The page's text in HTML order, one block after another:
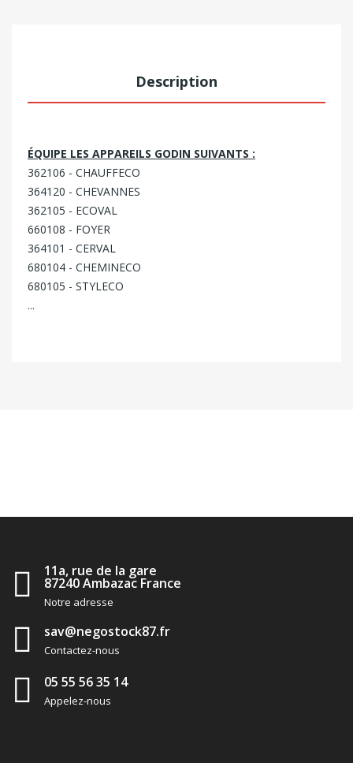
Description
ÉQUIPE LES APPAREILS GODIN SUIVANTS :
362106 - CHAUFFECO
364120 - CHEVANNES
362105 - ECOVAL
660108 - FOYER
364101 - CERVAL
680104 - CHEMINECO
680105 - STYLECO
...
11a, rue de la gare
87240 Ambazac France
Notre adresse
sav@negostock87.fr
Contactez-nous
05 55 56 35 14
Appelez-nous